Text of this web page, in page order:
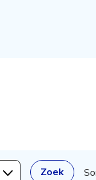
Zoek